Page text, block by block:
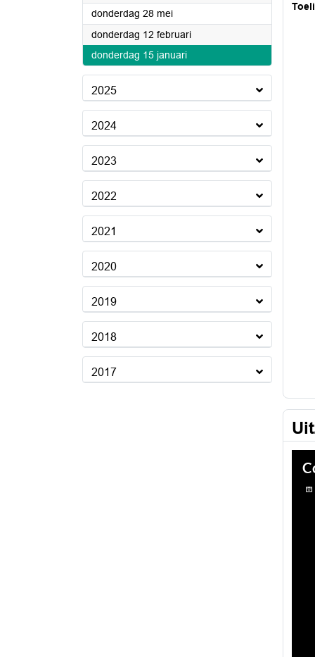
donderdag 28 mei2026
donderdag 12 februari2026
donderdag 15 januari2026
2025
2024
2023
2022
2021
2020
2019
2018
2017